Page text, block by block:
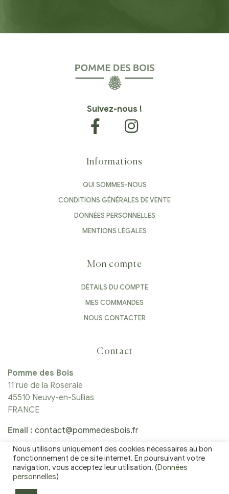
Suivez-nous !
Informations
QUI SOMMES-NOUS
CONDITIONS GÉNÉRALES DE VENTE
DONNÉES PERSONNELLES
MENTIONS LÉGALES
Mon compte
DÉTAILS DU COMPTE
MES COMMANDES
NOUS CONTACTER
Contact
Pomme des Bois
11 rue de la Roseraie
45510 Neuvy-en-Sullias
FRANCE
Email : contact@pommedesbois.fr
Tél : 06 25 81 22 60
Nous utilisons uniquement des cookies nécessaires au bon
fonctionnement de ce site internet. En poursuivant votre
navigation, vous acceptez leur utilisation. (Données
personnelles)